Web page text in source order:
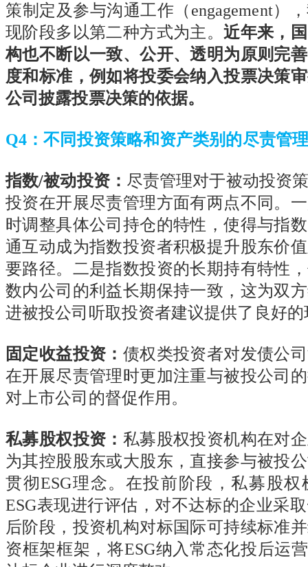
策制定及参与沟通工作（ engagement）
现阶段多以第二种方式为主。近年来，
构也不断以一致、公开、透明为原则完
度和标准，例如将投委会纳入投票决策
公司披露投票决策的依据。
Q4 ：不同投资策略和资产类别的尽责管
指数/被动投资： 尽责管理对于被动投资
投资在开展尽责管理方面有两点不同。
时调整具体公司持仓的特性，使得与指
通互动成为指数投资者积极提升股东价
要路径。二是指数投资的长期持有特性
数内公司的利益长期保持一致，这为双
进被投公司听取投资者建议提供了良好
固定收益投资： 债权类投资者对发债公
在开展尽责管理时更加注重与被投公司
对上市公司的督促作用。
私募股权投资： 私募股权投资机构在对
为其控股股东或大股东，直接参与被投
贯彻ESG理念。在投前阶段，私募股权
ESG表现进行评估，对不达标的企业采
后阶段，投资机构对标国际可持续标准
资框架框架，将ESG纳入常态化投后运